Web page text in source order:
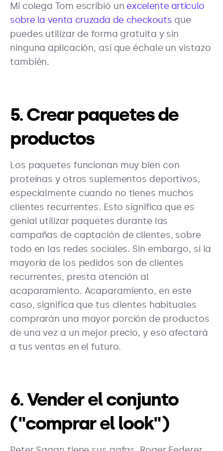
Mi colega Tom escribió un excelente artículo
sobre la venta cruzada de checkouts que
puedes utilizar de forma gratuita y sin
ninguna aplicación, así que échale un vistazo
también.
5. Crear paquetes de
productos
Los paquetes funcionan muy bien con
proteínas y otros suplementos deportivos,
especialmente cuando no tienes muchos
clientes recurrentes. Esto significa que es
genial utilizar paquetes durante las
campañas de captación de clientes, sobre
todo en las redes sociales. Sin embargo, si la
mayoría de los pedidos son de clientes
recurrentes, presta atención al
acaparamiento. Acaparamiento, en este
caso, significa que tus clientes habituales
comprarán una mayor porción de productos
de una vez a un mejor precio, y eso afectará
a tus ventas en el futuro.
6. Vender el conjunto
("comprar el look")